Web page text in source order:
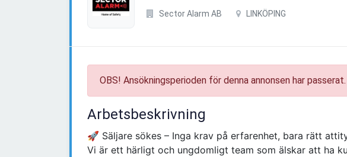
Sector Alarm AB LINKÖPING
OBS! Ansökningsperioden för denna annonsen har passerat.
Arbetsbeskrivning
🚀 Säljare sökes – Inga krav på erfarenhet, bara rätt
Vi är ett härligt och ungdomligt team som älskar att ha